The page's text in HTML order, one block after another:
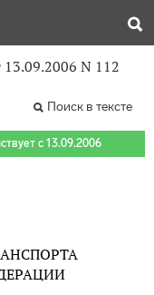
N 112
Поиск в тексте
с 13.09.2006